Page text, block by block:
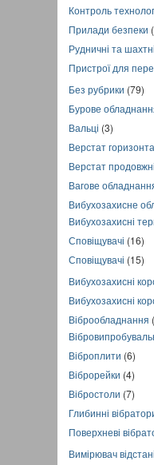
Контроль
Прилади безпеки
Рудничні та
Пристрої для
Без рубрики (79)
Бурове
Вальці (3)
Верстат
Верстат
Вагове
Вибухозахисне
Вибухозахисні
Сповіщувачі (16)
Сповіщувачі (15)
Вибухозахисні
Вибухозахисні
Віброобладнання
Віброплити (6)
Віброрейки (4)
Вібростоли (7)
Глибинні
Поверхневі
Вимірювач